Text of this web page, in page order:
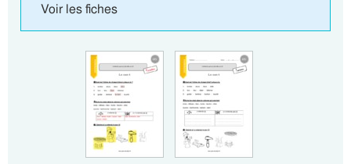
Voir les fiches